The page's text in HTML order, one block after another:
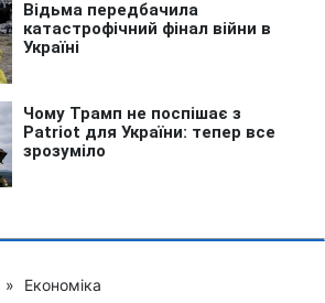
» Економіка